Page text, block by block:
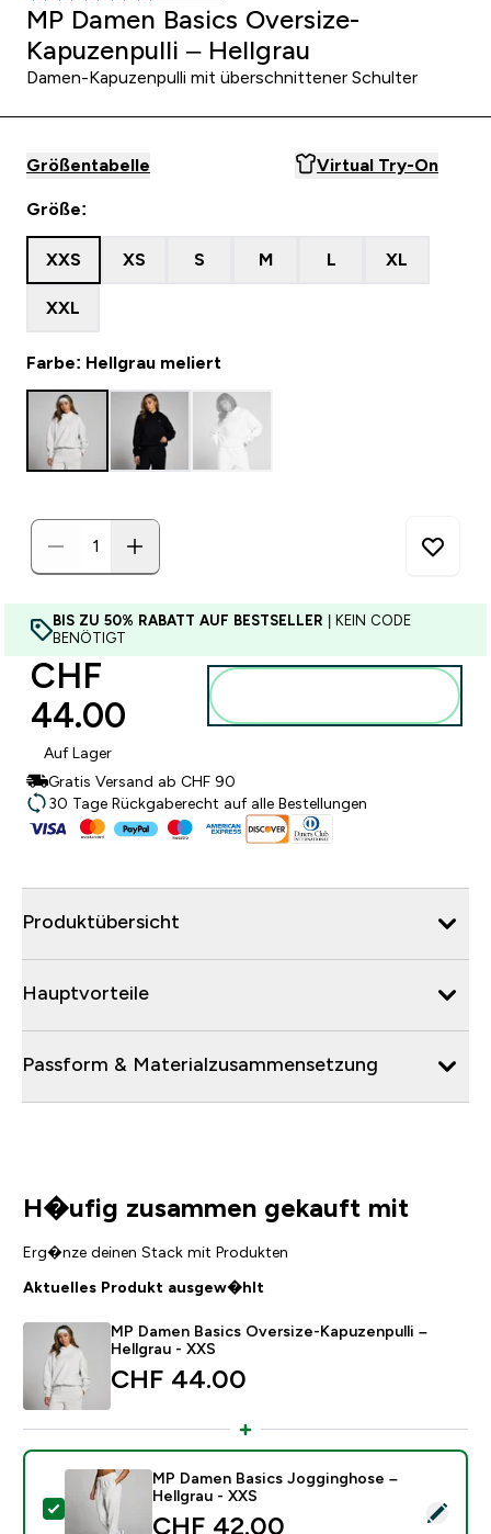
MP Damen Basics Oversize-
Kapuzenpulli – Hellgrau
Damen-Kapuzenpulli mit überschnittener Schulter
Größentabelle Virtual Try-On
Größe:
XXS XS S M L XL
XXL
Farbe: Hellgrau meliert
BIS ZU 50% RABATT AUF BESTSELLER | KEIN CODE
BENÖTIGT
CHF
44.00‎
Auf Lager
Gratis Versand ab CHF 90
30 Tage Rückgaberecht auf alle Bestellungen
Produktübersicht
Hauptvorteile
Passform & Materialzusammensetzung
H�ufig zusammen gekauft mit
Erg�nze deinen Stack mit Produkten
Aktuelles Produkt ausgew�hlt
MP Damen Basics Oversize-Kapuzenpulli –
Hellgrau - XXS
CHF 44.00‎
Dieses Produkt ausw�hlen - MP Damen Basics
MP Damen Basics Jogginghose –
Hellgrau - XXS
CHF 42.00‎